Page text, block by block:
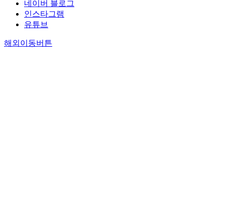
네이버 블로그
인스타그램
유튜브
해외이동버튼